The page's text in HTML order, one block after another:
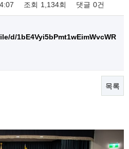
조회 1,134회 댓글 0건
d/1bE4Vyi5bPmt1wEimWvcWR
목록